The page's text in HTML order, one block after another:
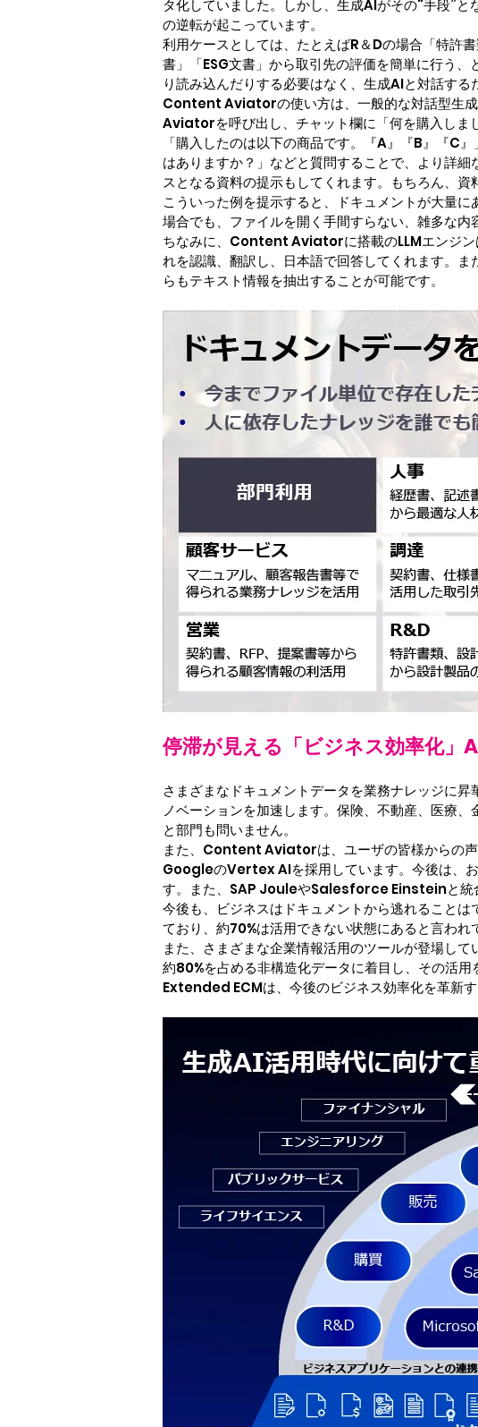
タ化していました。しかし、生成AIがその“手段”
の逆転が起こっています。
利用ケースとしては、たとえばR＆Dの場合「特許
書」「ESG文書」から取引先の評価を簡単に行う
り読み込んだりする必要はなく、生成AIと対話する
Content Aviatorの使い方は、一般的な対話型生
Aviatorを呼び出し、チャット欄に「何を購入しま
「購入したのは以下の商品です。『A』『B』『C
はありますか？」などと質問することで、より詳
スとなる資料の提示もしてくれます。もちろん、資
こういった例を提示すると、ドキュメントが大量
場合でも、ファイルを開く手間すらない、雑多な内
ちなみに、Content Aviatorに搭載のLLMエンジン
れを認識、翻訳し、日本語で回答してくれます。
らもテキスト情報を抽出することが可能です。
停滞が見える「ビジネス効率化」
さまざまなドキュメントデータを業務ナレッジに
ノベーションを加速します。保険、不動産、医療
と部門も問いません。
また、Content Aviatorは、ユーザの皆様からの声
GoogleのVertex AIを採用しています。今後は、お
す。また、SAP JouleやSalesforce Einsteinと統合
今後も、ビジネスはドキュメントから逃れること
ており、約70%は活用できない状態にあると言われ
また、さまざまな企業情報活用のツールが登場し
約80%を占める非構造化データに着目し、その活
Extended ECMは、今後のビジネス効率化を革新す